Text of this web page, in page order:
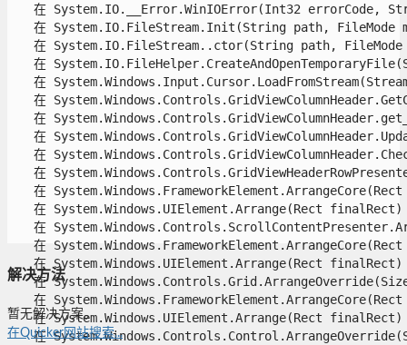
在 System.IO.__Error.WinIOError(Int32 errorCode,
在 System.IO.FileStream.Init(String path,
在 System.IO.FileStream..ctor(String path,
在
在
在
在
在
在
在
在 System.Windows.FrameworkElement.ArrangeCore(Rect
   在 System.Windows.UIElement.Arrange(Rect finalRect)
在
在 System.Windows.FrameworkElement.ArrangeCore(Rect
   在 System.Windows.UIElement.Arrange(Rect finalRect)
在
在 System.Windows.FrameworkElement.ArrangeCore(Rect
   在 System.Windows.UIElement.Arrange(Rect finalRect)
在
解决方法
暂无解决方案。
在Quicker网站搜索...